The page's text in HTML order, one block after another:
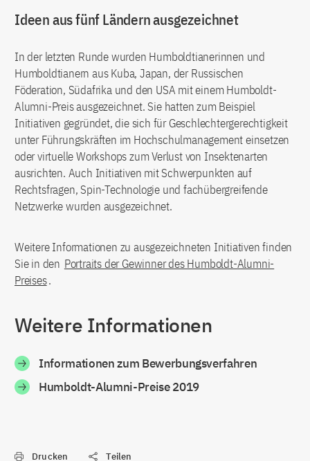
Ideen aus fünf Ländern ausgezeichnet
In der letzten Runde wurden Humboldtianerinnen und
Humboldtianern aus Kuba, Japan, der Russischen
Föderation, Südafrika und den USA mit einem Humboldt-
Alumni-Preis ausgezeichnet. Sie hatten zum Beispiel
Initiativen gegründet, die sich für Geschlechtergerechtigkeit
unter Führungskräften im Hochschulmanagement einsetzen
oder virtuelle Workshops zum Verlust von Insektenarten
ausrichten. Auch Initiativen mit Schwerpunkten auf
Rechtsfragen, Spin-Technologie und fachübergreifende
Netzwerke wurden ausgezeichnet.
Weitere Informationen zu ausgezeichneten Initiativen finden
Sie in den Portraits der Gewinner des Humboldt-Alumni-
Preises.
Weitere Informationen
Informationen zum Bewerbungsverfahren
Humboldt-Alumni-Preise 2019
Drucken Teilen